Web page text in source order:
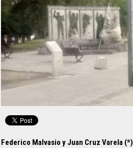
Federico Malvasio y Juan Cruz Varela (*)